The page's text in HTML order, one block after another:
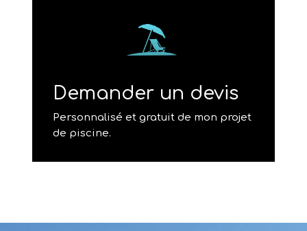
Demander un devis
Personnalisé et gratuit de mon projet
de piscine.